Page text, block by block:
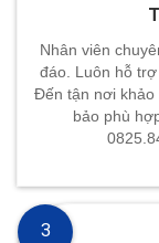
Nhân viên
đáo. Luôn hỗ
Đến tận nơi khảo
bảo phù
3